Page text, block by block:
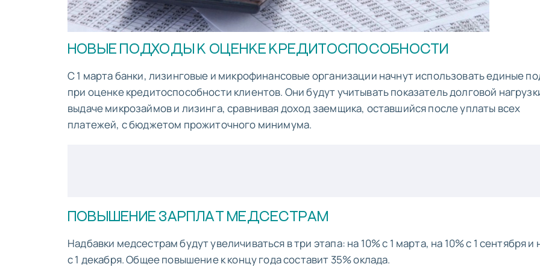
НОВЫЕ ПОДХОДЫ К ОЦЕНКЕ КРЕДИТОСПОСОБНОСТИ
С 1 марта банки, лизинговые и микрофинансовые организации начнут использовать единые
при оценке кредитоспособности клиентов. Они будут учитывать показатель долговой
выдаче микрозаймов и лизинга, сравнивая доход заемщика, оставшийся после уплаты всех
платежей, с бюджетом прожиточного минимума.
ПОВЫШЕНИЕ ЗАРПЛАТ МЕДСЕСТРАМ
Надбавки медсестрам будут увеличиваться в три этапа: на 10% с 1 марта, на 10% с 1 сентября и
с 1 декабря. Общее повышение к концу года составит 35% оклада.